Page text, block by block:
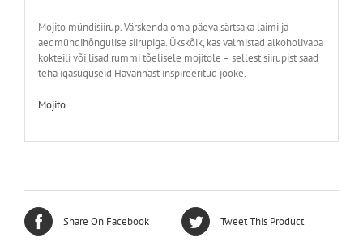
Mojito mündisiirup. Värskenda oma päeva särtsaka laimi ja
aedmündihõngulise siirupiga. Ükskõik, kas valmistad alkoholivaba
kokteili või lisad rummi tõelisele mojitole – sellest siirupist saad
teha igasuguseid Havannast inspireeritud jooke.
Mojito
Share On Facebook Tweet This Product